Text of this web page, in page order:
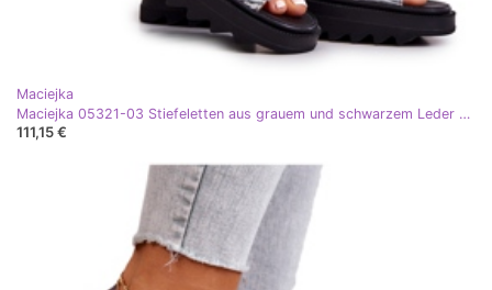
Maciejka
Maciejka 05321-03 Stiefeletten aus grauem und schwarzem Leder silber
111,15 €